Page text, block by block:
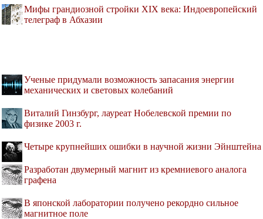
Мифы грандиозной стройки XIX века: Индоевропейский
телеграф в Абхазии
Ученые придумали возможность запасания энергии
механических и световых колебаний
Виталий Гинзбург, лауреат Нобелевской премии по
физике 2003 г.
Четыре крупнейших ошибки в научной жизни Эйнштейна
Разработан двумерный магнит из кремниевого аналога
графена
В японской лаборатории получено рекордно сильное
магнитное поле